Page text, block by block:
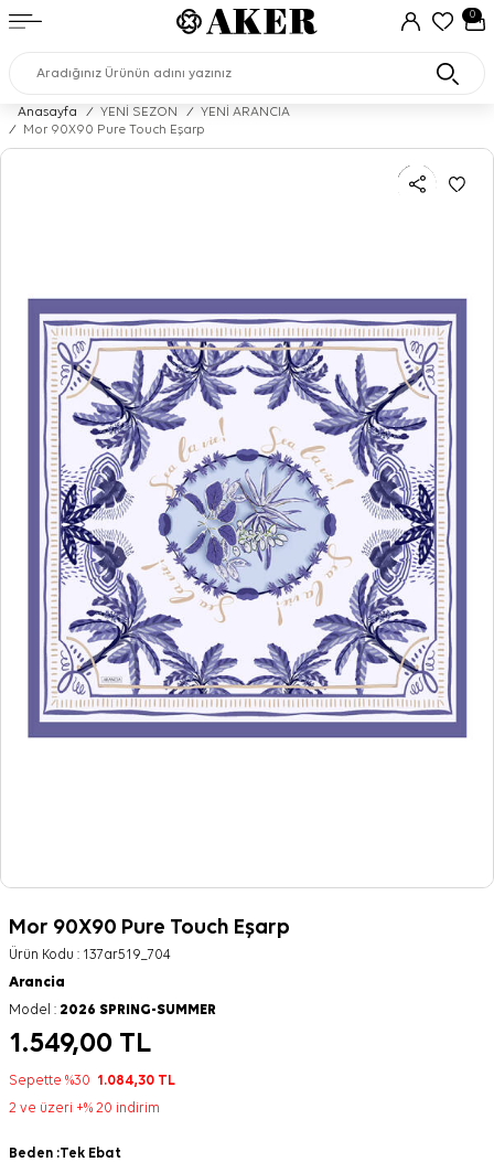
0
Anasayfa / YENİ SEZON /
YENİ ARANCIA
/
Mor 90X90 Pure Touch Eşarp
Mor 90X90 Pure Touch Eşarp
Ürün Kodu : 137ar519_704
Arancia
Model : 2026 SPRING-SUMMER
1.549,00 TL
Sepette %30 1.084,30 TL
2 ve üzeri +% 20 indirim
Beden :Tek Ebat